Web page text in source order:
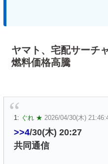
ヤマト、宅配サーチ
燃料価格高騰
1: ぐれ ★ 2026/04/30(木)
>>4/30(木) 20:27
共同通信